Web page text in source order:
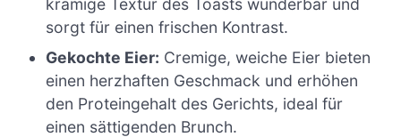
krämige Textur des Toasts wunderbar und
sorgt für einen frischen Kontrast.
Gekochte Eier: Cremige, weiche Eier bieten
einen herzhaften Geschmack und erhöhen
den Proteingehalt des Gerichts, ideal für
einen sättigenden Brunch.